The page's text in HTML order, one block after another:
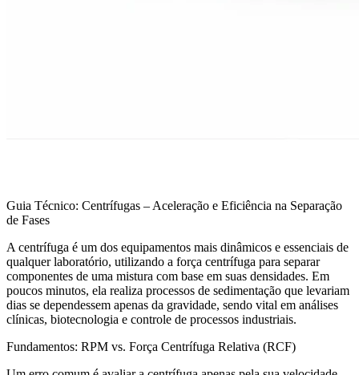
Guia Técnico: Centrífugas – Aceleração e Eficiência na Separação
de Fases
A centrífuga é um dos equipamentos mais dinâmicos e essenciais de
qualquer laboratório, utilizando a força centrífuga para separar
componentes de uma mistura com base em suas densidades. Em
poucos minutos, ela realiza processos de sedimentação que levariam
dias se dependessem apenas da gravidade, sendo vital em análises
clínicas, biotecnologia e controle de processos industriais.
Fundamentos: RPM vs. Força Centrífuga Relativa (RCF)